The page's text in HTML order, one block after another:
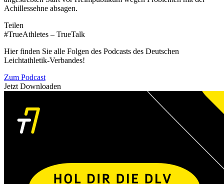
Achillessehne absagen.
Teilen
#TrueAthletes – TrueTalk
Hier finden Sie alle Folgen des Podcasts des Deutschen
Leichtathletik-Verbandes!
Zum Podcast
Jetzt Downloaden